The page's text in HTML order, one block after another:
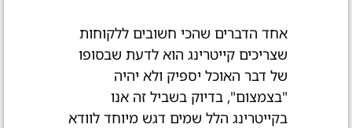
אחד הדברים שהכי חשובים ללקוחות
שצריכים קייטרינג הוא לדעת שבסופו
של דבר האוכל יספיק ולא יהיה
"בצמצום", בדיוק בשביל זה אנו
בקייטרינג הלל שמים דגש מיוחד לוודא